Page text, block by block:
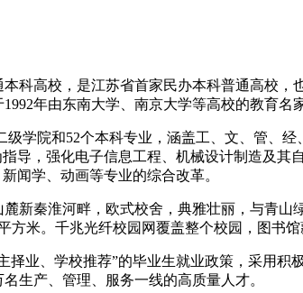
科高校，是江苏省首家民办本科普通高校
年由东南大学、南京大学等高校的教育名
学院和52个本科专业，涵盖工、文、管、
导，强化电子信息工程、机械设计制造及
闻学、动画等专业的综合改革。
新秦淮河畔，欧式校舍，典雅壮丽，与青山
米。千兆光纤校园网覆盖整个校园，图书馆
择业、学校推荐”的毕业生就业政策，采用
生产、管理、服务一线的高质量人才。